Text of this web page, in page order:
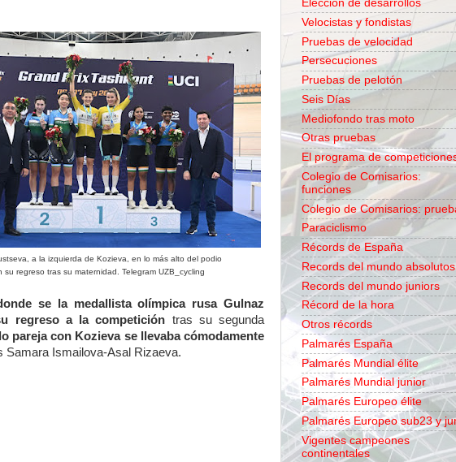
a la izquierda de Kozieva, en lo más alto del podio
su regreso tras su maternidad. Telegram UZB_cycling
se la medallista olímpica rusa Gulnaz
regreso a la competición tras su segunda
pareja con Kozieva se llevaba cómodamente
Samara Ismailova-Asal Rizaeva.
Elección de desarrollos
Velocistas y fondistas
Pruebas de velocidad
Persecuciones
Pruebas de pelotón
Seis Días
Mediofondo tras moto
Otras pruebas
El programa de
Colegio de Comisarios:
funciones
Colegio de Comisarios:
Paraciclismo
Récords de España
Records del mundo absolutos
Records del mundo juniors
Récord de la hora
Otros récords
Palmarés España
Palmarés Mundial élite
Palmarés Mundial junior
Palmarés Europeo élite
Palmarés Europeo sub23 y
Vigentes campeones
continentales